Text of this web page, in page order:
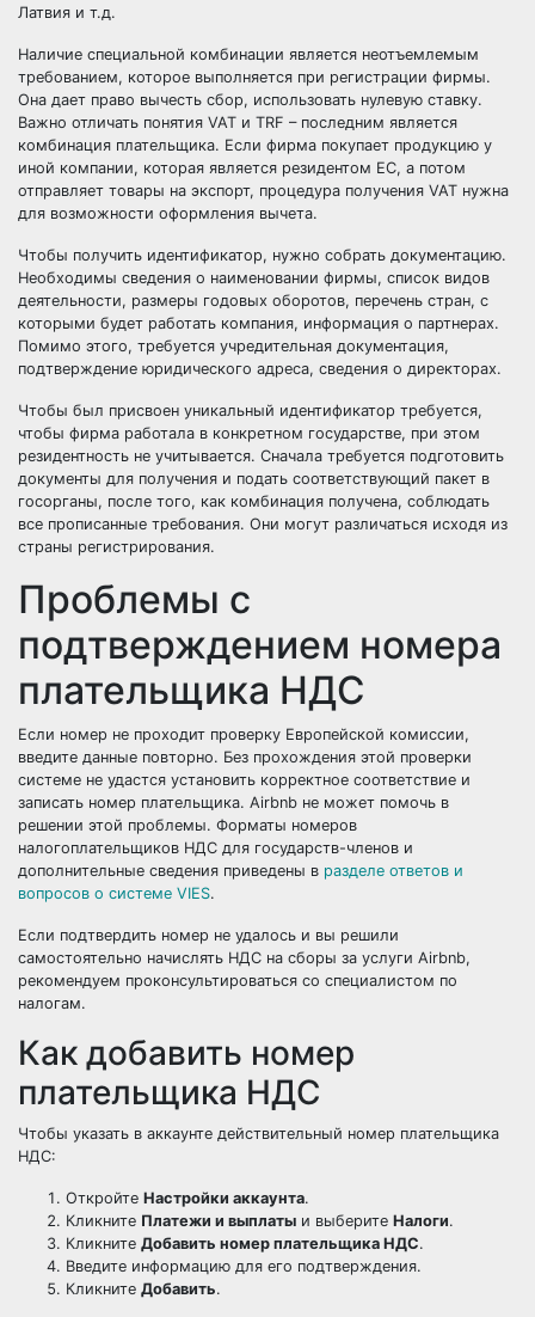
Латвия и т.д.
Наличие специальной комбинации является неотъемлемым
требованием, которое выполняется при регистрации фирмы.
Она дает право вычесть сбор, использовать нулевую ставку.
Важно отличать понятия VAT и TRF – последним является
комбинация плательщика. Если фирма покупает продукцию у
иной компании, которая является резидентом ЕС, а потом
отправляет товары на экспорт, процедура получения VAT нужна
для возможности оформления вычета.
Чтобы получить идентификатор, нужно собрать документацию.
Необходимы сведения о наименовании фирмы, список видов
деятельности, размеры годовых оборотов, перечень стран, с
которыми будет работать компания, информация о партнерах.
Помимо этого, требуется учредительная документация,
подтверждение юридического адреса, сведения о директорах.
Чтобы был присвоен уникальный идентификатор требуется,
чтобы фирма работала в конкретном государстве, при этом
резидентность не учитывается. Сначала требуется подготовить
документы для получения и подать соответствующий пакет в
госорганы, после того, как комбинация получена, соблюдать
все прописанные требования. Они могут различаться исходя из
страны регистрирования.
Проблемы с
подтверждением номера
плательщика НДС
Если номер не проходит проверку Европейской комиссии,
введите данные повторно. Без прохождения этой проверки
системе не удастся установить корректное соответствие и
записать номер плательщика. Airbnb не может помочь в
решении этой проблемы. Форматы номеров
налогоплательщиков НДС для государств-членов и
дополнительные сведения приведены в разделе ответов и
вопросов о системе VIES.
Если подтвердить номер не удалось и вы решили
самостоятельно начислять НДС на сборы за услуги Airbnb,
рекомендуем проконсультироваться со специалистом по
налогам.
Как добавить номер
плательщика НДС
Чтобы указать в аккаунте действительный номер плательщика
НДС:
Откройте Настройки аккаунта.
Кликните Платежи и выплаты и выберите Налоги.
Кликните Добавить номер плательщика НДС.
Введите информацию для его подтверждения.
Кликните Добавить.